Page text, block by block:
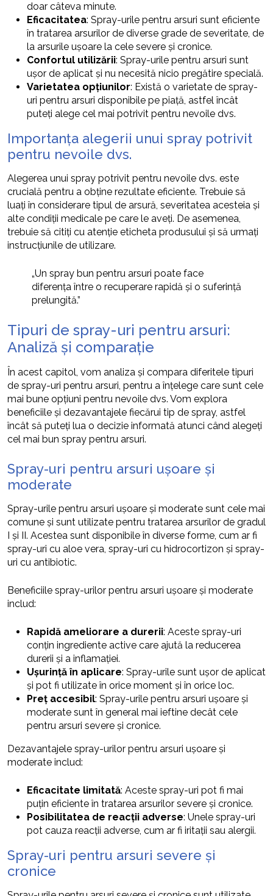
doar câteva minute.
Eficacitatea: Spray-urile pentru arsuri sunt eficiente
în tratarea arsurilor de diverse grade de severitate, de
la arsurile ușoare la cele severe și cronice.
Confortul utilizării: Spray-urile pentru arsuri sunt
ușor de aplicat și nu necesită nicio pregătire specială.
Varietatea opțiunilor: Există o varietate de spray-
uri pentru arsuri disponibile pe piață, astfel încât
puteți alege cel mai potrivit pentru nevoile dvs.
Importanța alegerii unui spray potrivit
pentru nevoile dvs.
Alegerea unui spray potrivit pentru nevoile dvs. este
crucială pentru a obține rezultate eficiente. Trebuie să
luați în considerare tipul de arsură, severitatea acesteia și
alte condiții medicale pe care le aveți. De asemenea,
trebuie să citiți cu atenție eticheta produsului și să urmați
instrucțiunile de utilizare.
„Un spray bun pentru arsuri poate face
diferența între o recuperare rapidă și o suferință
prelungită.”
Tipuri de spray-uri pentru arsuri:
Analiză și comparație
În acest capitol, vom analiza și compara diferitele tipuri
de spray-uri pentru arsuri, pentru a înțelege care sunt cele
mai bune opțiuni pentru nevoile dvs. Vom explora
beneficiile și dezavantajele fiecărui tip de spray, astfel
încât să puteți lua o decizie informată atunci când alegeți
cel mai bun spray pentru arsuri.
Spray-uri pentru arsuri ușoare și
moderate
Spray-urile pentru arsuri ușoare și moderate sunt cele mai
comune și sunt utilizate pentru tratarea arsurilor de gradul
I și II. Acestea sunt disponibile în diverse forme, cum ar fi
spray-uri cu aloe vera, spray-uri cu hidrocortizon și spray-
uri cu antibiotic.
Beneficiile spray-urilor pentru arsuri ușoare și moderate
includ:
Rapidă ameliorare a durerii: Aceste spray-uri
conțin ingrediente active care ajută la reducerea
durerii și a inflamației.
Ușurință în aplicare: Spray-urile sunt ușor de aplicat
și pot fi utilizate în orice moment și în orice loc.
Preț accesibil: Spray-urile pentru arsuri ușoare și
moderate sunt în general mai ieftine decât cele
pentru arsuri severe și cronice.
Dezavantajele spray-urilor pentru arsuri ușoare și
moderate includ:
Eficacitate limitată: Aceste spray-uri pot fi mai
puțin eficiente în tratarea arsurilor severe și cronice.
Posibilitatea de reacții adverse: Unele spray-uri
pot cauza reacții adverse, cum ar fi iritații sau alergii.
Spray-uri pentru arsuri severe și
cronice